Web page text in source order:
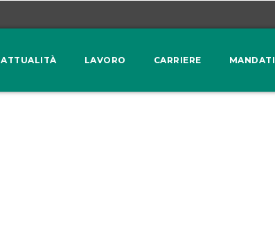
ATTUALITÀ LAVORO CARRIERE MANDATI